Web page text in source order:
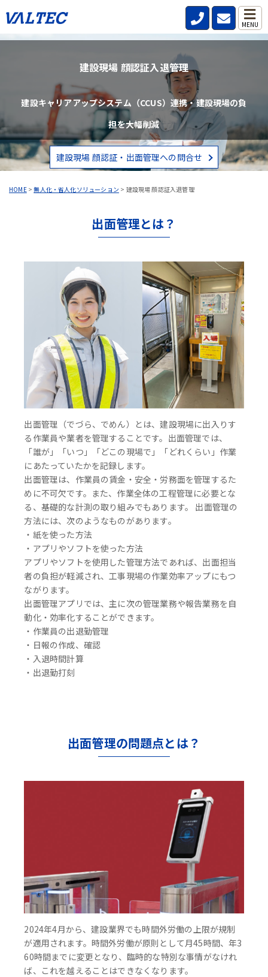
MENU
HOME>無人化・省人化ソリューション > 建設現場 顔認証入退管理
建設現場 顔認証入退管理
建設キャリアアップシステム（CCUS）連携・建設現場の負
担を大幅削減
建設現場 顔認証・出面管理への問合せ
出面管理とは？
出面管理（でづら、でめん）とは、建設現場に出入りす
る作業員や業者を管理することです。出面管理では、
「誰が」「いつ」「どこの現場で」「どれくらい」作業
にあたっていたかを記録します。
出面管理は、作業員の賃金・安全・労務面を管理するた
めに不可欠です。また、作業全体の工程管理に必要とな
る、基礎的な計測の取り組みでもあります。 出面管理の
方法には、次のようなものがあります。
・紙を使った方法
・アプリやソフトを使った方法
アプリやソフトを使用した管理方法であれば、出面担当
者の負担が軽減され、工事現場の作業効率アップにもつ
ながります。
出面管理アプリでは、主に次の管理業務や報告業務を自
動化・効率化することができます。
・作業員の出退勤管理
・日報の作成、確認
・入退時間計算
・出退勤打刻
出面管理の問題点とは？
2024年4月から、建設業界でも時間外労働の上限が規制
が適用されます。時間外労働が原則として月45時間、年3
60時間までに変更となり、臨時的な特別な事情がなけれ
ば、これを越えることはできなくなります。